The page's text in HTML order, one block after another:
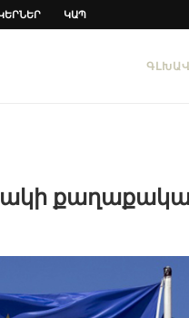
ԿԱՊ